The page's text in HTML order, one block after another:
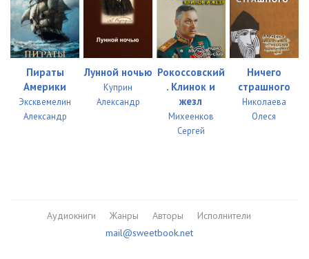
Пираты
Америки
Эксквемелин
Александр
Лунной ночью
Куприн
Александр
Рокоссовский
. Клинок и
жезл
Михеенков
Сергей
Ничего
страшного
Николаева
Олеся
Аудиокниги Жанры Авторы
Исполнители
mail@sweetbook.net